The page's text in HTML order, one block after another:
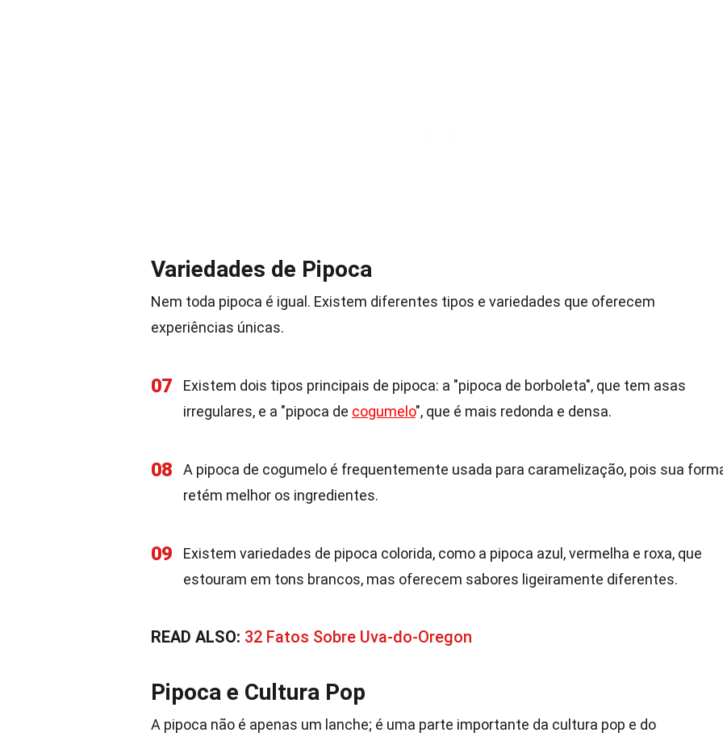
Variedades de Pipoca
Nem toda pipoca é igual. Existem diferentes tipos e variedades que oferecem
experiências únicas.
07
Existem dois tipos principais de pipoca: a "pipoca de borboleta", que tem asas
irregulares, e a "pipoca de cogumelo", que é mais redonda e densa.
08
A pipoca de cogumelo é frequentemente usada para caramelização, pois sua
retém melhor os ingredientes.
09
Existem variedades de pipoca colorida, como a pipoca azul, vermelha e roxa, que
estouram em tons brancos, mas oferecem sabores ligeiramente diferentes.
READ ALSO: 32 Fatos Sobre Uva-do-Oregon
Pipoca e Cultura Pop
A pipoca não é apenas um lanche; é uma parte importante da cultura pop e do